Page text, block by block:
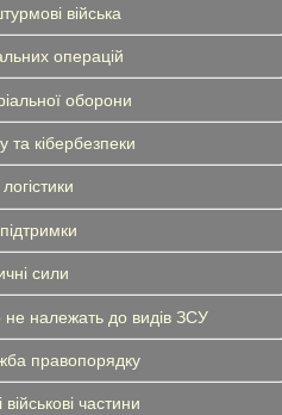
війська
операцій
оборони
та кібербезпеки
сили
належать до видів ЗСУ
правопорядку
частини